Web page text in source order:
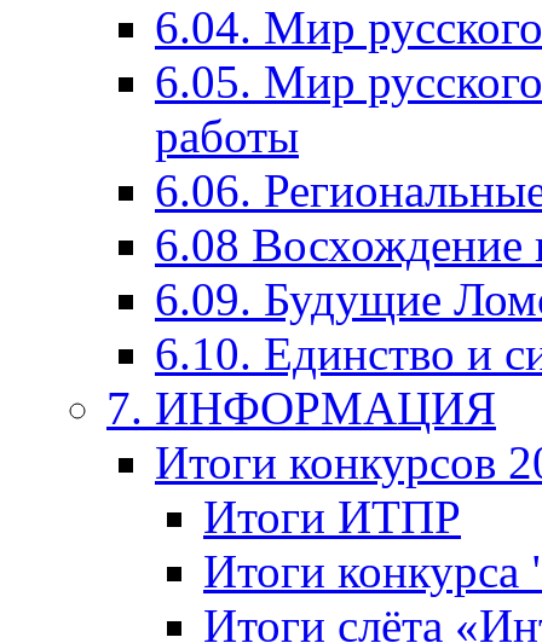
6.04. Мир
6.05. Мир
работы
6.06.
6.08 Восхождение
6.09. Будущие
6.10. Единство и
7. ИНФОРМАЦИЯ
Итоги конкурсов
Итоги ИТПР
Итоги
Итоги слёта